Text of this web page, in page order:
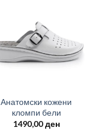
Анатомски кожени
кломпи бели
1490,00ден